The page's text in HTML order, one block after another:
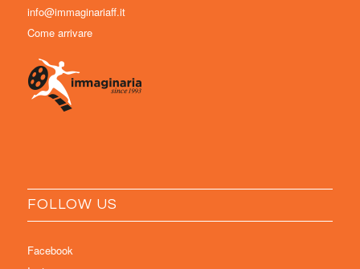
info@immaginariaff.it
Come arrivare
FOLLOW US
Facebook